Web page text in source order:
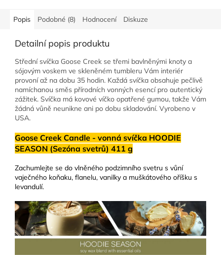
Popis Podobné (8) Hodnocení Diskuze
Detailní popis produktu
Střední svíčka Goose Creek se třemi bavlněnými knoty a
sójovým voskem ve skleněném tumbleru Vám interiér
provoní až na dobu 35 hodin. Každá svíčka obsahuje pečlivě
namíchanou směs přírodních vonných esencí pro autentický
zážitek. Svíčka má kovové víčko opatřené gumou, takže Vám
žádná vůně neunikne ani po dobu skladování. Vyrobeno v
USA.
Goose Creek Candle - vonná svíčka HOODIE
SEASON (Sezóna svetrů) 411 g
Zachumlejte se do vlněného podzimního svetru s vůní
vaječného koňaku, flanelu, vanilky a muškátového oříšku s
levandulí.